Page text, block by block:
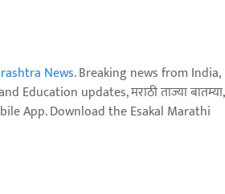
News. Breaking news from India,
Education updates, मराठी ताज्या बातम्या,
App. Download the Esakal Marathi